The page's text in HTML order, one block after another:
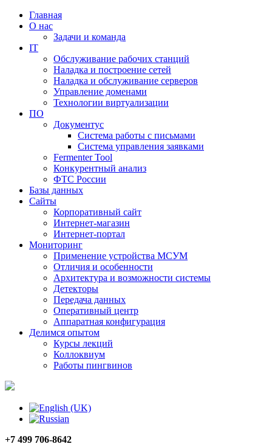
Главная
О нас
Задачи и команда
IT
Обслуживание рабочих станций
Наладка и построение сетей
Наладка и обслуживание серверов
Управление доменами
Технологии виртуализации
ПО
Документус
Система работы с письмами
Система управления заявками
Fermenter Tool
Конкурентный анализ
ФТС России
Базы данных
Сайты
Корпоративный сайт
Интернет-магазин
Интернет-портал
Мониторинг
Применение устройства МСУМ
Отличия и особенности
Архитектура и возможности системы
Детекторы
Передача данных
Оперативный центр
Аппаратная конфигурация
Делимся опытом
Курсы лекций
Коллоквиум
Работы пингвинов
+7 499 706-8642